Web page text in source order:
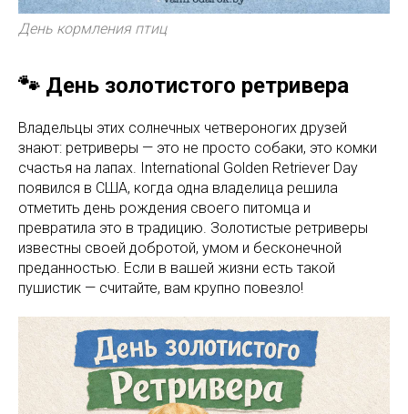
День кормления птиц
🐾 День золотистого ретривера
Владельцы этих солнечных четвероногих друзей
знают: ретриверы — это не просто собаки, это комки
счастья на лапах. International Golden Retriever Day
появился в США, когда одна владелица решила
отметить день рождения своего питомца и
превратила это в традицию. Золотистые ретриверы
известны своей добротой, умом и бесконечной
преданностью. Если в вашей жизни есть такой
пушистик — считайте, вам крупно повезло!